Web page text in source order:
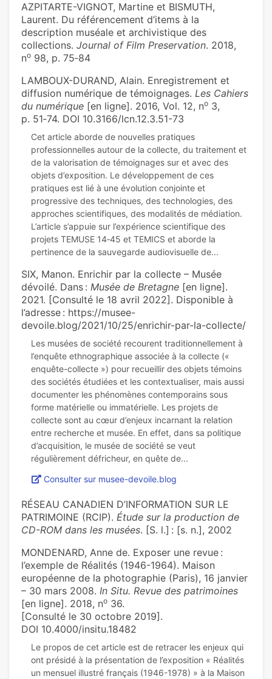
AZPITARTE-VIGNOT, Martine et BISMUTH,
Laurent. Du référencement d’items à la
description muséale et archivistique des
collections. Journal of Film Preservation. 2018,
no 98, p. 75‑84
LAMBOUX-DURAND, Alain. Enregistrement et
diffusion numérique de témoignages. Les Cahiers
du numérique [en ligne]. 2016, Vol. 12, no 3,
p. 51‑74. DOI 10.3166/lcn.12.3.51-73
Cet article aborde de nouvelles pratiques
professionnelles autour de la collecte, du traitement et
de la valorisation de témoignages sur et avec des
objets d’exposition. Le développement de ces
pratiques est lié à une évolution conjointe et
progressive des techniques, des technologies, des
approches scientifiques, des modalités de médiation.
L’article s’appuie sur l’expérience scientifique des
projets TEMUSE 14‑45 et TEMICS et aborde la
SIX, Manon. Enrichir par la collecte – Musée
dévoilé. Dans : Musée de Bretagne [en ligne].
2021. [Consulté le 18 avril 2022]. Disponible à
l’adresse : https://musee-
devoile.blog/2021/10/25/enrichir-par-la-collecte/
Les musées de société recourent traditionnellement à
l’enquête ethnographique associée à la collecte («
enquête-collecte ») pour recueillir des objets témoins
des sociétés étudiées et les contextualiser, mais aussi
documenter les phénomènes contemporains sous
forme matérielle ou immatérielle. Les projets de
collecte sont au cœur d’enjeux incarnant la relation
entre recherche et musée. En effet, dans sa politique
d’acquisition, le musée de société se veut
Consulter sur musee-devoile.blog
RÉSEAU CANADIEN D’INFORMATION SUR LE
PATRIMOINE (RCIP). Étude sur la production de
CD-ROM dans les musées. [S. l.] : [s. n.], 2002
MONDENARD, Anne de. Exposer une revue :
l’exemple de Réalités (1946-1964). Maison
européenne de la photographie (Paris), 16 janvier
– 30 mars 2008. In Situ. Revue des patrimoines
[en ligne]. 2018, no 36.
[Consulté le 30 octobre 2019].
DOI 10.4000/insitu.18482
Le propos de cet article est de retracer les enjeux qui
ont présidé à la présentation de l’exposition « Réalités
un mensuel illustré français (1946-1978) » à la Maison